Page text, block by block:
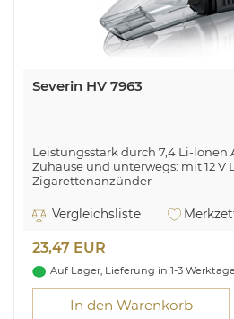
Severin HV 7963
Leistungsstark durch 7,4 Li-lonen
Zuhause und unterwegs: mit 12 V
Zigarettenanzünder
Einfache Behälterentleerung auf
Permanent-Filter - leicht zu
Vergleichsliste
23,47 EUR
Auf Lager, Lieferung in 1-3
In den Warenkorb